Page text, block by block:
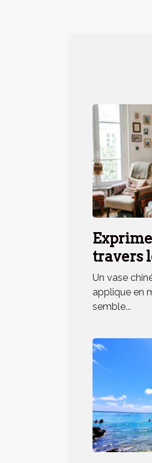
travers
déco,
Un vase
applique en
semble...